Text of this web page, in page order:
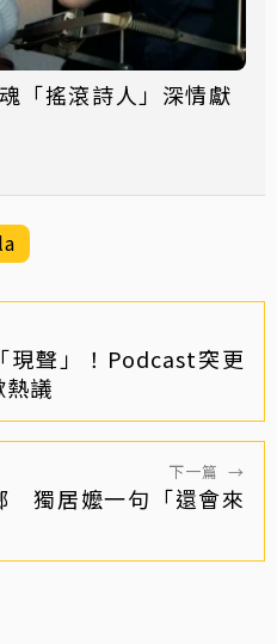
「搖滾詩人」深情獻
現聲」！Podcast突更
熱議
下一篇 →
獨居嬤一句「還會來